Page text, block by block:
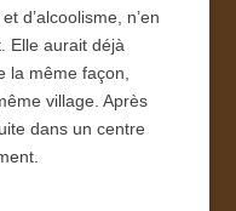
d’alcoolisme, n’en
Elle aurait déjà
la même façon,
village. Après
dans un centre